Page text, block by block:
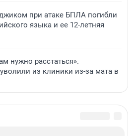
при атаке БПЛА погибли
языка и ее 12-летняя
нужно расстаться».
из клиники из-за мата в